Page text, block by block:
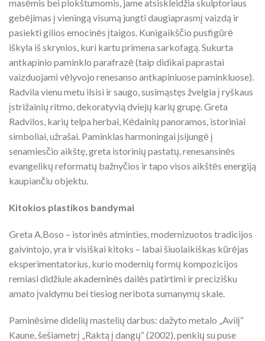
masėmis bei plokštumomis, jame atsiskleidžia skulptoriaus
gebėjimas į vieningą visumą jungti daugiaprasmį vaizdą ir
pasiekti gilios emocinės įtaigos. Kunigaikščio pusfigūrė
iškyla iš skrynios, kuri kartu primena sarkofagą. Sukurta
antkapinio paminklo parafrazė (taip didikai paprastai
vaizduojami vėlyvojo renesanso antkapiniuose paminkluose).
Radvila vienu metu ilsisi ir saugo, susimąstęs žvelgia į ryškaus
įstrižainių ritmo, dekoratyvią dviejų karių grupę. Greta
Radvilos, karių telpa herbai, Kėdainių panoramos, istoriniai
simboliai, užrašai. Paminklas harmoningai įsijungė į
senamiesčio aikštę, greta istorinių pastatų, renesansinės
evangelikų reformatų bažnyčios ir tapo visos aikštės energiją
kaupiančiu objektu.
Kitokios plastikos bandymai
Greta A.Boso – istorinės atminties, modernizuotos tradicijos
gaivintojo, yra ir visiškai kitoks – labai šiuolaikiškas kūrėjas
eksperimentatorius, kurio modernių formų kompozicijos
remiasi didžiule akademinės dailės patirtimi ir precizišku
amato įvaldymu bei tiesiog neribota sumanymų skale.
Paminėsime didelių mastelių darbus: dažyto metalo „Avilį“
Kaune, šešiametrį „Raktą į dangų“ (2002), penkių su puse